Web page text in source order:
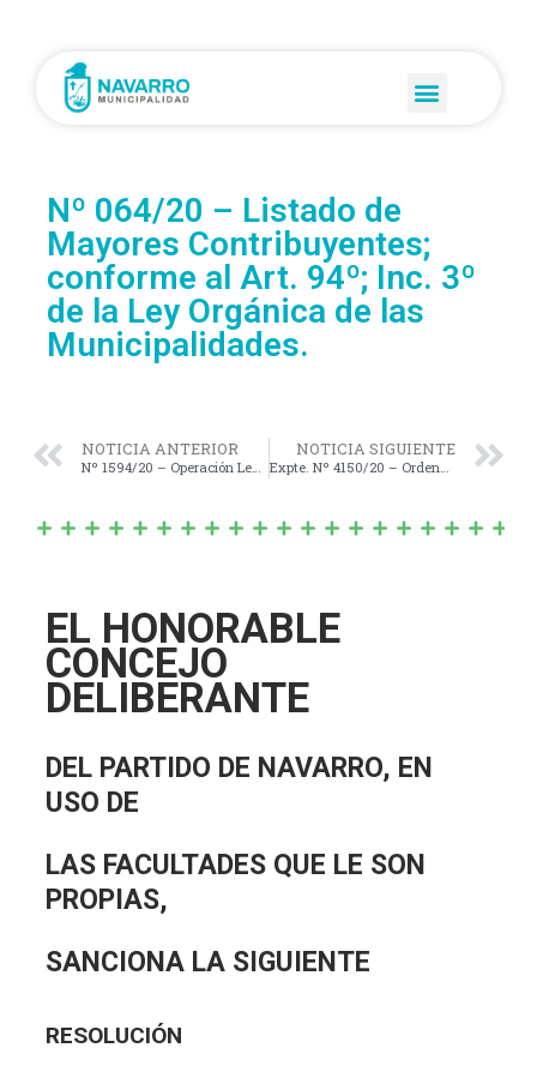
Nº 064/20 – Listado de
Mayores Contribuyentes;
conforme al Art. 94º; Inc. 3º
de la Ley Orgánica de las
Municipalidades.
NOTICIA ANTERIOR
Nº 1594/20 – Operación Leasing con Provincia Leasing (Compra de camiones, tanques de agua para equipar camiones de riego, portacontenedor y contenedor).-
NOTICIA SIGUIENTE
Expte. Nº 4150/20 – Ordenanza Preparatoria. Convalidación Decretos Municipales Nº 130 y 159/20 (Fondo Especial de Emergencia Sanitaria para la Contención Fiscal Municipal).
EL HONORABLE
CONCEJO
DELIBERANTE
DEL PARTIDO DE NAVARRO, EN
USO DE
LAS FACULTADES QUE LE SON
PROPIAS,
SANCIONA LA SIGUIENTE
RESOLUCIÓN